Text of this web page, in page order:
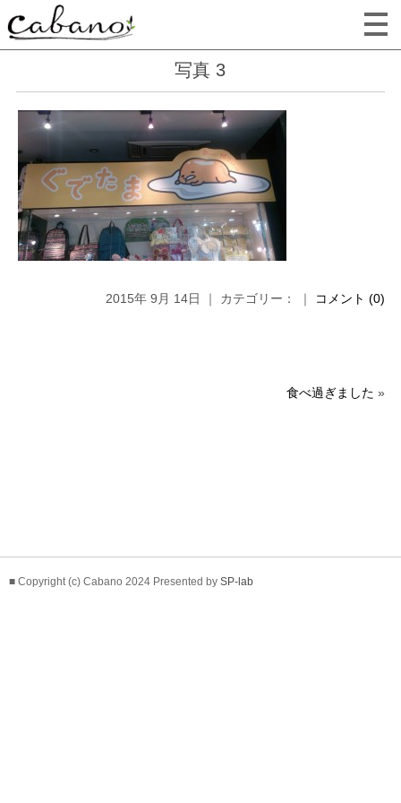
写真 3
2015年 9月 14日 ｜ カテゴリー： ｜ コメント (0)
食べ過ぎました »
■ Copyright (c) Cabano 2024 Presented by SP-lab